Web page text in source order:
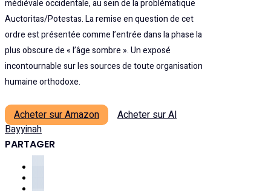
médiévale occidentale, au sein de la problématique
Auctoritas/Potestas. La remise en question de cet
ordre est présentée comme l’entrée dans la phase la
plus obscure de « l’âge sombre ». Un exposé
incontournable sur les sources de toute organisation
humaine orthodoxe.
Acheter sur Amazon
Acheter sur Al
Bayyinah
PARTAGER